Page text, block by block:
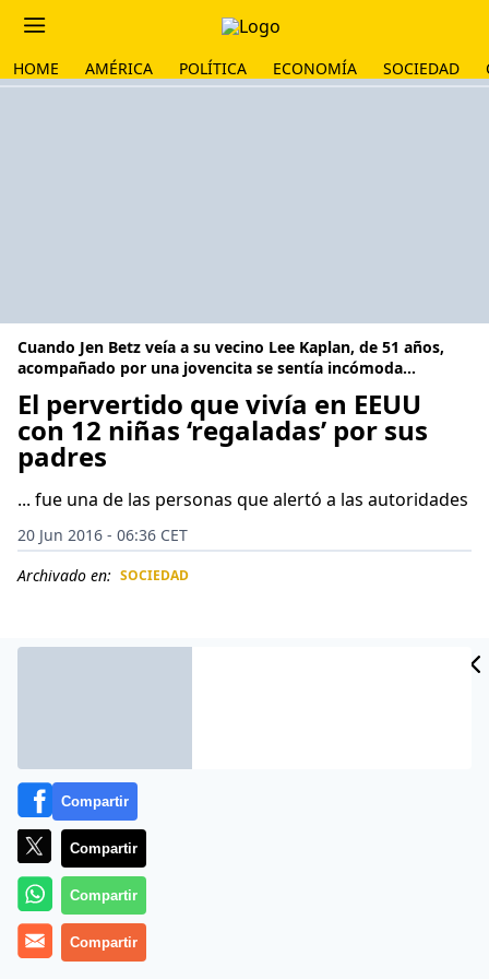
HOME AMÉRICA POLÍTICA ECONOMÍA SOCIEDAD
Cuando Jen Betz veía a su vecino Lee Kaplan, de 51 años,
acompañado por una jovencita se sentía incómoda...
El pervertido que vivía en EEUU
con 12 niñas ‘regaladas’ por sus
padres
... fue una de las personas que alertó a las autoridades
20 Jun 2016 - 06:36 CET
Archivado en: SOCIEDAD
Cuando Jen Betz veía a su vecino Lee Kaplan, de 51
años, acompañado por una jovencita se sentía
Compartir
Compartir
Compartir
Compartir